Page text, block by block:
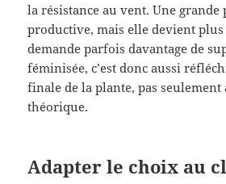
la résistance au vent. Une grande
productive, mais elle devient
demande parfois davantage de
féminisée, c’est donc aussi
finale de la plante, pas
théorique.
Adapter le choix au